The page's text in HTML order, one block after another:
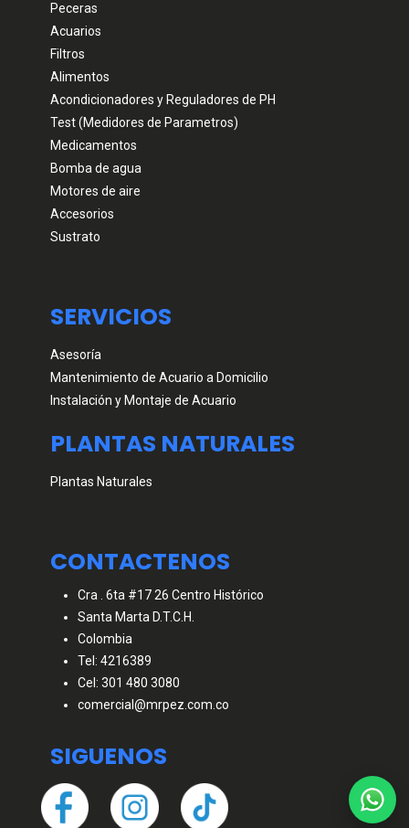
Peceras
Acuarios
Filtros
Alimentos
Acondicionadores y Reguladores de PH
Test (Medidores de Parametros)
Medicamentos
Bomba de agua
Motores de aire
Accesorios
Sustrato
SERVICIOS
Asesoría
Mantenimiento de Acuario a Domicilio
Instalación y Montaje de Acuario
PLANTAS NATURALES
Plantas Naturales
CONTACTENOS
Cra . 6ta #17 26 Centro Histórico
Santa Marta D.T.C.H.
Colombia
Tel: 4216389
Cel: 301 480 3080
comercial@mrpez.com.co
SIGUENOS